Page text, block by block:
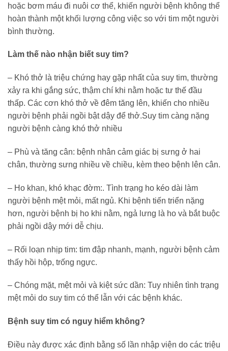
hoặc bơm máu đi nuôi cơ thể, khiến người bệnh không thể
hoàn thành một khối lượng công việc so với tim một người
bình thường.
Làm thế nào nhận biết suy tim?
– Khó thở là triệu chứng hay gặp nhất của suy tim, thường
xảy ra khi gắng sức, thậm chí khi nằm hoặc tư thế đầu
thấp. Các cơn khó thở về đêm tăng lên, khiến cho nhiều
người bệnh phải ngồi bật dậy để thở.Suy tim càng nặng
người bệnh càng khó thở nhiều
– Phù và tăng cân: bệnh nhân cảm giác bị sưng ở hai
chân, thường sưng nhiều về chiều, kèm theo bệnh lên cân.
– Ho khan, khó khạc đờm:. Tình trạng ho kéo dài làm
người bệnh mệt mỏi, mất ngủ. Khi bệnh tiến triển nặng
hơn, người bệnh bị ho khi nằm, ngả lưng là ho và bắt buộc
phải ngồi dậy mới dễ chịu.
– Rối loạn nhịp tim: tim đập nhanh, mạnh, người bệnh cảm
thấy hồi hộp, trống ngực.
– Chóng mặt, mệt mỏi và kiệt sức dần: Tuy nhiên tình trạng
mệt mỏi do suy tim có thể lẫn với các bệnh khác.
Bệnh suy tim có nguy hiểm không?
Điều này được xác định bằng số lần nhập viện do các triệu